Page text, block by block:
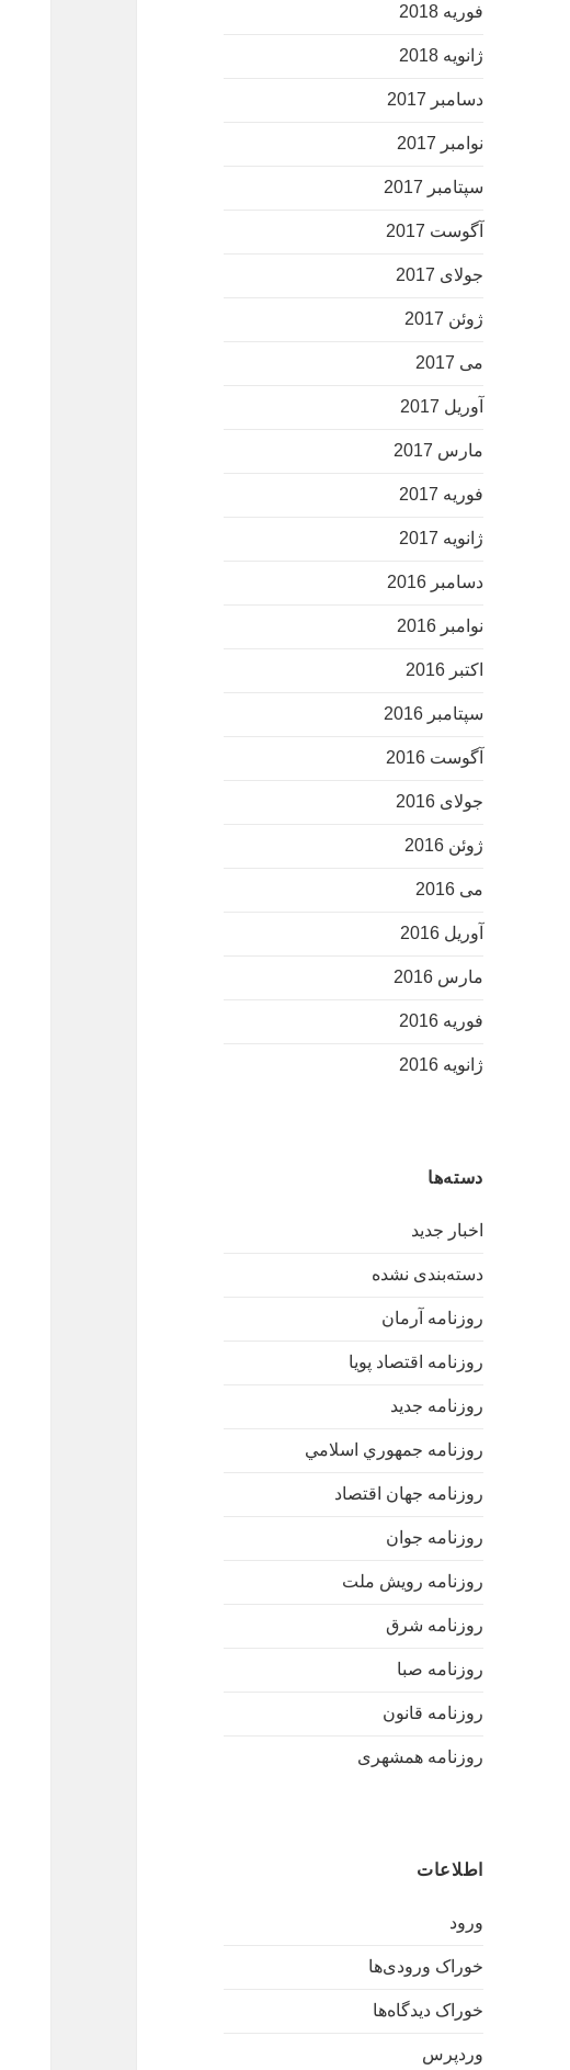
فوریه 2018
ژانویه 2018
دسامبر 2017
نوامبر 2017
سپتامبر 2017
آگوست 2017
جولای 2017
ژوئن 2017
می 2017
آوریل 2017
مارس 2017
فوریه 2017
ژانویه 2017
دسامبر 2016
نوامبر 2016
اکتبر 2016
سپتامبر 2016
آگوست 2016
جولای 2016
ژوئن 2016
می 2016
آوریل 2016
مارس 2016
فوریه 2016
ژانویه 2016
دسته‌ها
اخبار جدید
دسته‌بندی نشده
روزنامه آرمان
روزنامه اقتصاد پویا
روزنامه جدید
روزنامه جمهوري اسلامي
روزنامه جهان اقتصاد
روزنامه جوان
روزنامه رویش ملت
روزنامه شرق
روزنامه صبا
روزنامه قانون
روزنامه همشهری
اطلاعات
ورود
خوراک ورودی‌ها
خوراک دیدگاه‌ها
وردپرس